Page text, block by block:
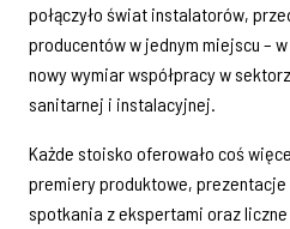
połączyło świat instalatorów,
producentów w jednym miejscu –
nowy wymiar współpracy w
sanitarnej i instalacyjnej.
Każde stoisko oferowało coś
premiery produktowe,
spotkania z ekspertami oraz